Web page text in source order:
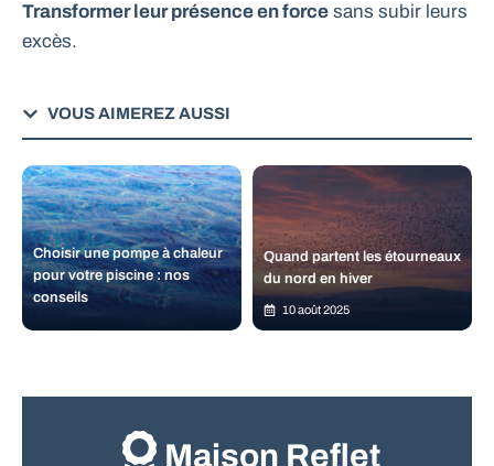
Transformer leur présence en force sans subir leurs
excès.
VOUS AIMEREZ AUSSI
Choisir une pompe à chaleur
pour votre piscine : nos
conseils
Quand partent les étourneaux
du nord en hiver
10 août 2025
Maison Reflet